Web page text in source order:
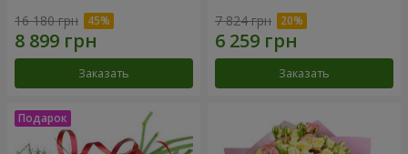
16 180 грн
Заказать
7 824 грн
Заказать